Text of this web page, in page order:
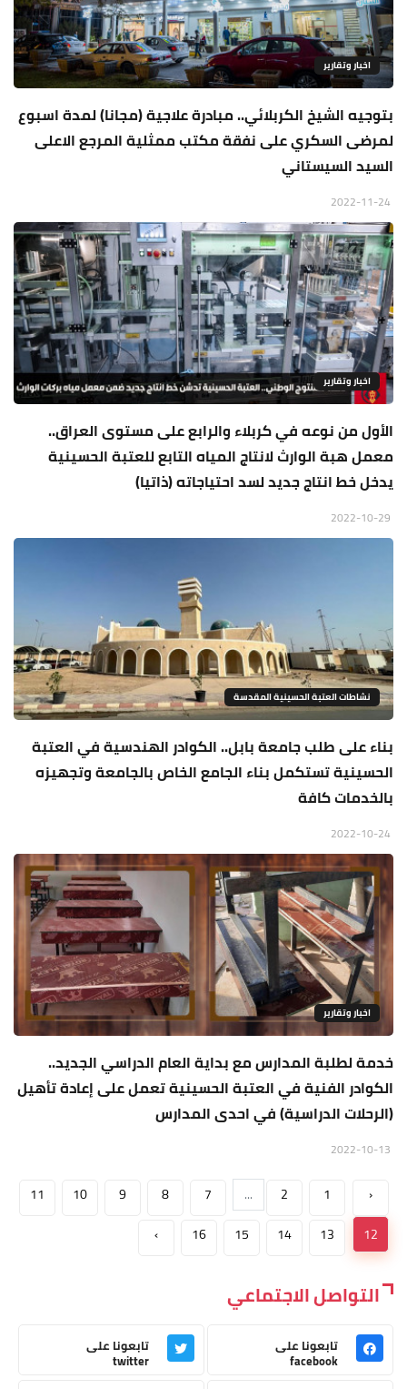
اخبار وتقارير
بتوجيه الشيخ الكربلائي.. مبادرة علاجية (مجانا) لمدة اسبوع
لمرضى السكري على نفقة مكتب ممثلية المرجع الاعلى
السيد السيستاني
اخبار وتقارير
الأول من نوعه في كربلاء والرابع على مستوى العراق..
معمل هبة الوارث لانتاج المياه التابع للعتبة الحسينية
يدخل خط انتاج جديد لسد احتياجاته (ذاتيا)
نشاطات العتبة الحسينية المقدسة
بناء على طلب جامعة بابل.. الكوادر الهندسية في العتبة
الحسينية تستكمل بناء الجامع الخاص بالجامعة وتجهيزه
بالخدمات كافة
اخبار وتقارير
خدمة لطلبة المدارس مع بداية العام الدراسي الجديد..
الكوادر الفنية في العتبة الحسينية تعمل على إعادة تأهيل
(الرحلات الدراسية) في احدى المدارس
‹
1
2
...
7
8
9
10
11
12
13
14
15
16
›
التواصل الاجتماعي
تابعونا على
facebook
تابعونا على
twitter